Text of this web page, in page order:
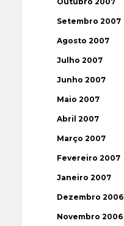
Setembro 2007
Agosto 2007
Julho 2007
Junho 2007
Maio 2007
Abril 2007
Março 2007
Fevereiro 2007
Janeiro 2007
Dezembro 2006
Novembro 2006